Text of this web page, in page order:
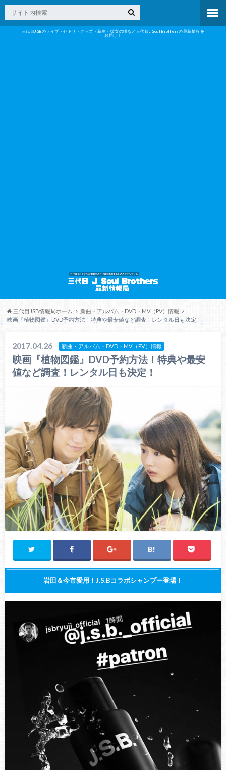
三代目JSBのライブ・セトリ・グッズ・新曲・彼女の噂など三代目J Soul Brothersの最新情報を
お届け！
三代目JSB情報局ホーム
新曲・アルバム・DVD・MV（PV）情報
映画『植物図鑑』DVD予約方法！特典や最安値など調査！レンタル日も決定！
2017.04.26 新曲・アルバム・DVD・MV（PV）情報
映画『植物図鑑』DVD予約方法！特典や最安
値など調査！レンタル日も決定！
岩田＆今市愛用！J.S.Bコラボシャンプー登場！